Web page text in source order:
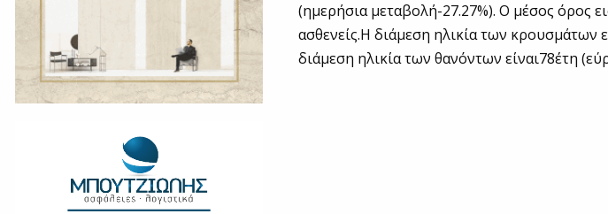
(ημερήσια μεταβολή-27.27%). Ο μέσος όρος
ασθενείς.Η διάμεση ηλικία των κρουσμάτων
διάμεση ηλικία των θανόντων είναι78έτη